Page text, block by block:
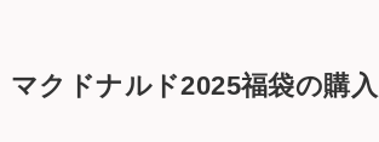
マクドナルド2025福袋の購